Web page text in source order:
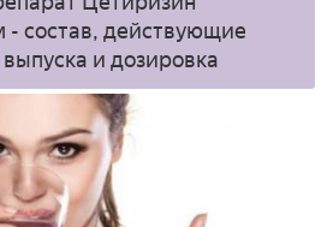
- состав, действующие
и дозировка